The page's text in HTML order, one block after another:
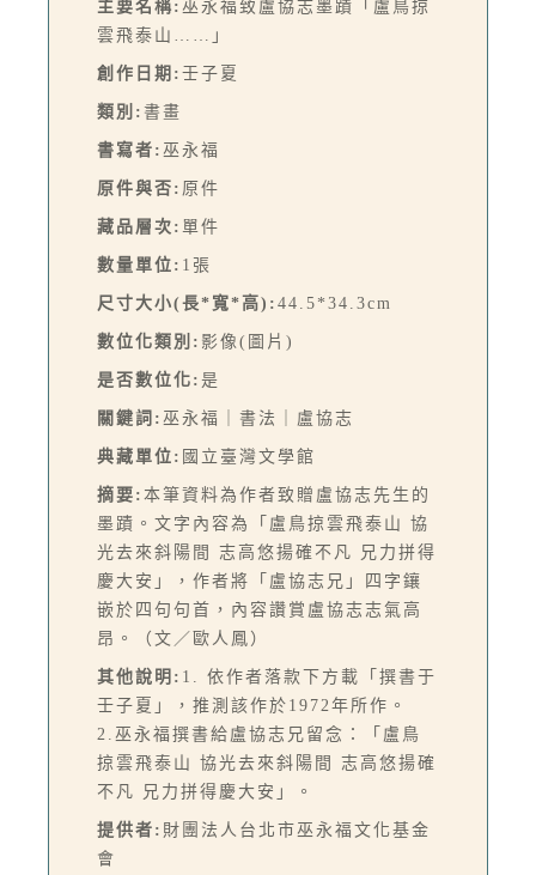
主要名稱: 巫永福致盧協志墨蹟「盧鳥掠
雲飛泰山……」
創作日期: 壬子夏
類別: 書畫
書寫者: 巫永福
原件與否: 原件
藏品層次: 單件
數量單位: 1張
尺寸大小(長*寬*高): 44.5*34.3cm
數位化類別: 影像(圖片)
是否數位化: 是
關鍵詞: 巫永福｜書法｜盧協志
典藏單位: 國立臺灣文學館
摘要: 本筆資料為作者致贈盧協志先生的
墨蹟。文字內容為「盧鳥掠雲飛泰山 協
光去來斜陽間 志高悠揚確不凡 兄力拼得
慶大安」，作者將「盧協志兄」四字鑲
嵌於四句句首，內容讚賞盧協志志氣高
昂。（文／歐人鳳）
其他說明: 1. 依作者落款下方載「撰書于
壬子夏」，推測該作於1972年所作。
2.巫永福撰書給盧協志兄留念：「盧鳥
掠雲飛泰山 協光去來斜陽間 志高悠揚確
不凡 兄力拼得慶大安」。
提供者: 財團法人台北市巫永福文化基金
會